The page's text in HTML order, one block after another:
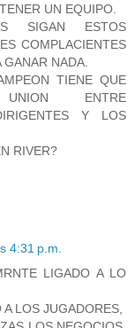
UN EQUIPO.
SIGAN ESTOS
COMPLACIENTES
NADA.
TIENE QUE
ENTRE
Y LOS
RIVER?
4:31 p.m.
LIGADO A LO
LOS JUGADORES,